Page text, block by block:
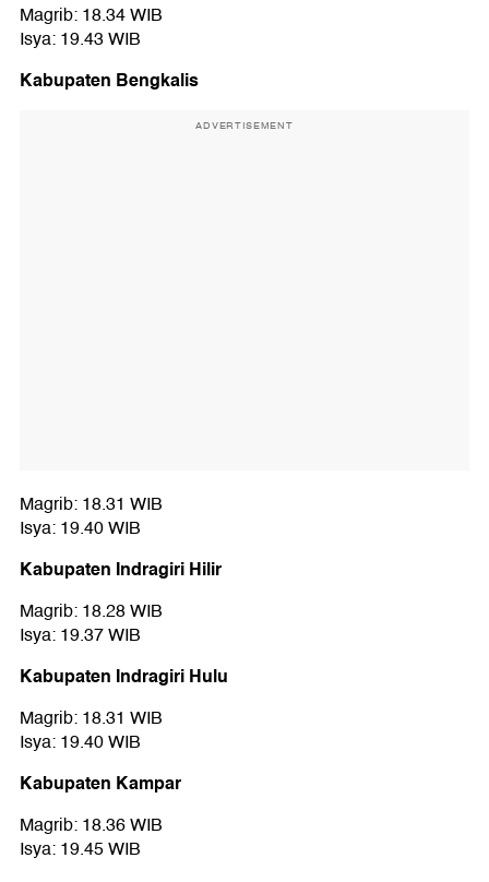
Magrib: 18.34 WIB
Isya: 19.43 WIB
Kabupaten Bengkalis
ADVERTISEMENT
Magrib: 18.31 WIB
Isya: 19.40 WIB
Kabupaten Indragiri Hilir
Magrib: 18.28 WIB
Isya: 19.37 WIB
Kabupaten Indragiri Hulu
Magrib: 18.31 WIB
Isya: 19.40 WIB
Kabupaten Kampar
Magrib: 18.36 WIB
Isya: 19.45 WIB